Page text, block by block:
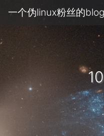
一个伪linux粉丝的blog